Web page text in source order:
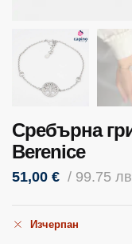
Сребърна
Berenice
51,00 € / 99.75
Изчерпан